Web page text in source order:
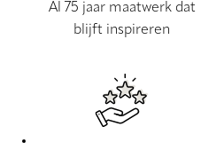
Al 75 jaar maatwerk dat
blijft inspireren